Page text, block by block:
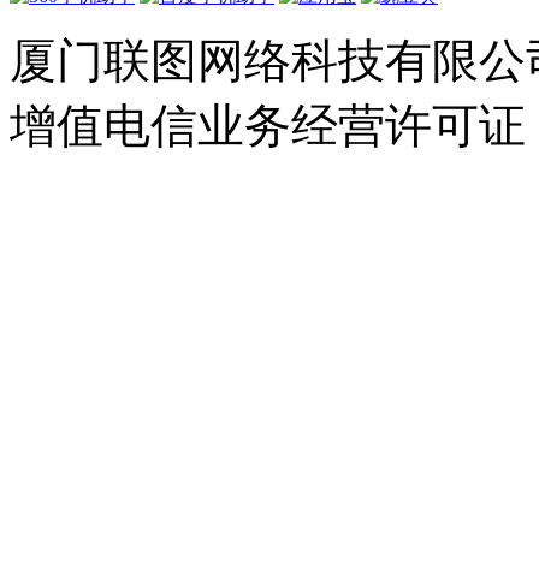
厦门联图网络科技有限公
增值电信业务经营许可证